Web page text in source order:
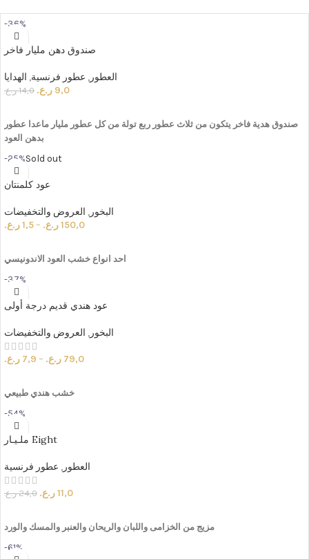
-36%
صندوق دهن مليار فاخر
العطور , عطور فرنسية, الهدايا
14,0 ر.ع. 9,0 ر.ع.
صندوق هدية فاخر يتكون من ثلاث عطور ربع تولة من كل عطور مليار ماعدا عطور
بدهن العود
-25%Sold out
عود كلمنتان
البخور , العروض والتخفيضات
1,5ر.ع. – 150,0ر.ع.
احد انواع خشب العود الاندونيسي
-37%
عود هندي قديم درجة أولى
البخور , العروض والتخفيضات
7,9 ر.ع. – 79,0 ر.ع.
خشب هندي طبيعي
-54%
ملـيـار Eight
العطور , عطور فرنسية
24,0 ر.ع. 11,0ر.ع.
مزيج من الخزامى واللبان والريحان والعنبر والمسك والورد
-61%